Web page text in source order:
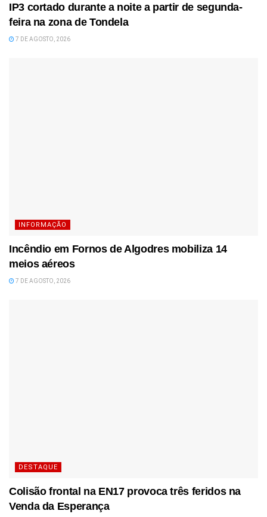
IP3 cortado durante a noite a partir de segunda-
feira na zona de Tondela
7 DE AGOSTO, 2026
INFORMAÇÃO
Incêndio em Fornos de Algodres mobiliza 14
meios aéreos
7 DE AGOSTO, 2026
DESTAQUE
Colisão frontal na EN17 provoca três feridos na
Venda da Esperança